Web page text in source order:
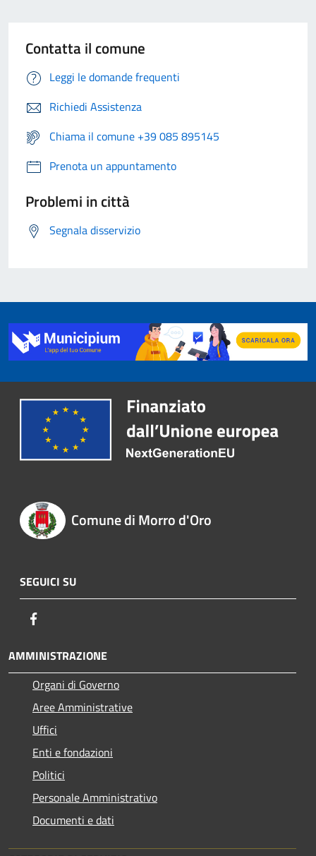
Contatta il comune
Leggi le domande frequenti
Richiedi Assistenza
Chiama il comune +39 085 895145
Prenota un appuntamento
Problemi in città
Segnala disservizio
Comune di Morro d'Oro
SEGUICI SU
AMMINISTRAZIONE
Organi di Governo
Aree Amministrative
Uffici
Enti e fondazioni
Politici
Personale Amministrativo
Documenti e dati